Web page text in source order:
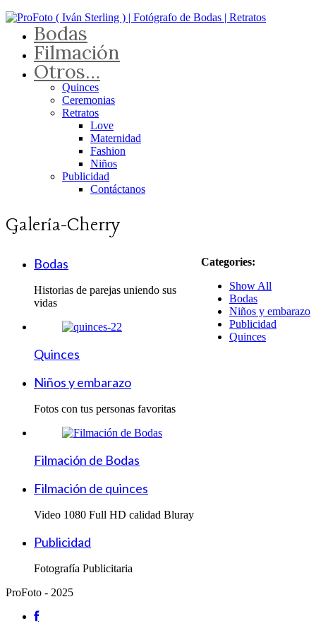
Bodas
Filmación
Otros…
Quinces
Ceremonias
Retratos
Love
Maternidad
Fashion
Niños
Publicidad
Contáctanos
Galería-Cherry
Categories:
Show All
Bodas
Niños y embarazo
Publicidad
Quinces
Bodas
Historias de parejas uniendo sus
vidas
Quinces
Niños y embarazo
Fotos con tus personas favoritas
Filmación de Bodas
Filmación de quinces
Video 1080 Full HD calidad Bluray
Publicidad
Fotografía Publicitaria
ProFoto - 2025